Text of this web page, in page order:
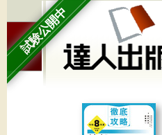
試験公開中